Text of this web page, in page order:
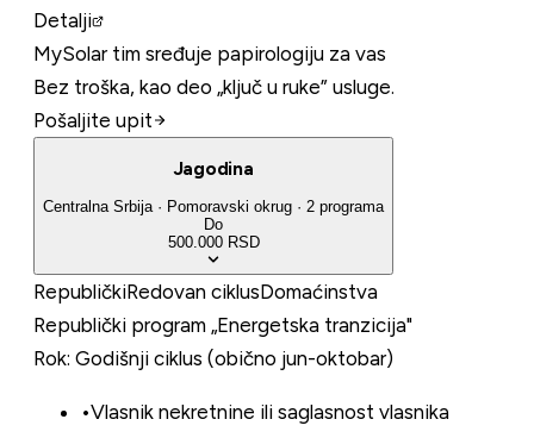
Detalji
MySolar tim sređuje papirologiju za vas
Bez troška, kao deo „ključ u ruke” usluge.
Pošaljite upit
Jagodina
Centralna Srbija · Pomoravski okrug · 2 programa
Do
500.000 RSD
RepubličkiRedovan ciklusDomaćinstva
Republički program „Energetska tranzicija"
Rok: Godišnji ciklus (obično jun-oktobar)
•Vlasnik nekretnine ili saglasnost vlasnika